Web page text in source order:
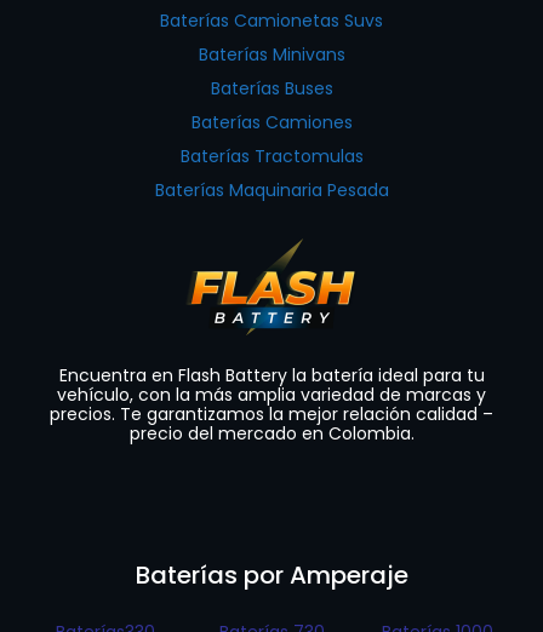
Baterías Camionetas Suvs
Baterías Minivans
Baterías Buses
Baterías Camiones
Baterías Tractomulas
Baterías Maquinaria Pesada
Encuentra en Flash Battery la batería ideal para tu
vehículo, con la más amplia variedad de marcas y
precios. Te garantizamos la mejor relación calidad –
precio del mercado en Colombia.
Baterías por Amperaje